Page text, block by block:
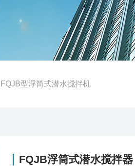
FQJB型浮筒式潜水搅拌机
FQJB浮筒式潜水搅拌器